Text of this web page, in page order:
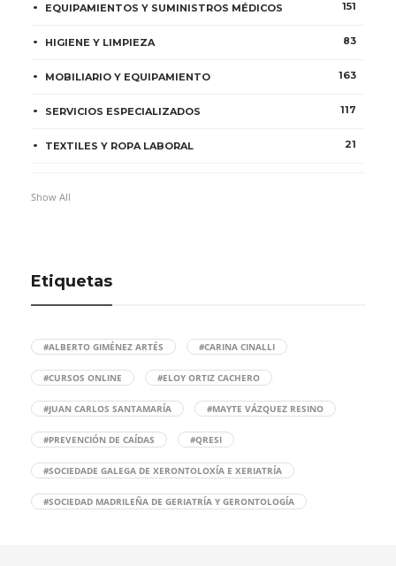
EQUIPAMIENTOS Y SUMINISTROS MÉDICOS 151
HIGIENE Y LIMPIEZA 83
MOBILIARIO Y EQUIPAMIENTO 163
SERVICIOS ESPECIALIZADOS 117
TEXTILES Y ROPA LABORAL 21
Show All
Etiquetas
#ALBERTO GIMÉNEZ ARTÉS #CARINA CINALLI
#CURSOS ONLINE #ELOY ORTIZ CACHERO
#JUAN CARLOS SANTAMARÍA #MAYTE VÁZQUEZ RESINO
#PREVENCIÓN DE CAÍDAS #QRESI
#SOCIEDADE GALEGA DE XERONTOLOXÍA E XERIATRÍA
#SOCIEDAD MADRILEÑA DE GERIATRÍA Y GERONTOLOGÍA